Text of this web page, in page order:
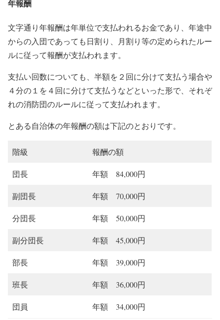
年報酬
文字通り年報酬は年単位で支払われるお金であり、年途中
からの入団であっても日割り、月割り等の定められたルー
ルに従って報酬が支払われます。
支払い回数についても、半額を２回に分けて支払う場合や
４分の１を４回に分けて支払うなどといった形で、それぞ
れの消防団のルールに従って支払われます。
とある自治体の年報酬の額は下記のとおりです。
階級 報酬の額
団長 年額 84,000円
副団長 年額 70,000円
分団長 年額 50,000円
副分団長 年額 45,000円
部長 年額 39,000円
班長 年額 36,000円
団員 年額 34,000円